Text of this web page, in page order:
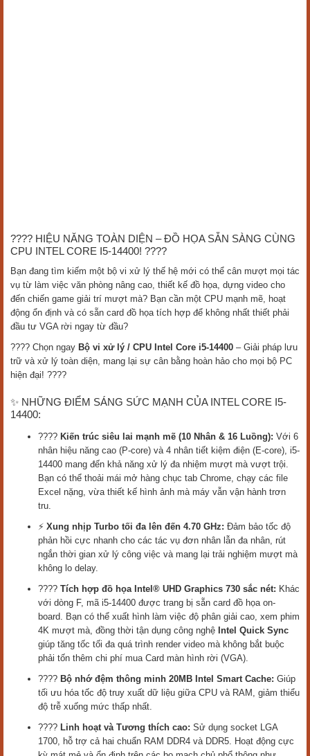
???? HIỆU NĂNG TOÀN DIỆN – ĐỒ HỌA SẴN SÀNG CÙNG
CPU INTEL CORE I5-14400! ????
Bạn đang tìm kiếm một bộ vi xử lý thế hệ mới có thể cân mượt mọi tác
vụ từ làm việc văn phòng nâng cao, thiết kế đồ họa, dựng video cho
đến chiến game giải trí mượt mà? Bạn cần một CPU mạnh mẽ, hoạt
động ổn định và có sẵn card đồ họa tích hợp để không nhất thiết phải
đầu tư VGA rời ngay từ đầu?
???? Chọn ngay Bộ vi xử lý / CPU Intel Core i5-14400 – Giải pháp lưu
trữ và xử lý toàn diện, mang lại sự cân bằng hoàn hảo cho mọi bộ PC
hiện đại! ????
✨ NHỮNG ĐIỂM SÁNG SỨC MẠNH CỦA INTEL CORE I5-
14400:
????️ Kiến trúc siêu lai mạnh mẽ (10 Nhân & 16 Luồng): Với 6
nhân hiệu năng cao (P-core) và 4 nhân tiết kiệm điện (E-core), i5-
14400 mang đến khả năng xử lý đa nhiệm mượt mà vượt trội.
Bạn có thể thoải mái mở hàng chục tab Chrome, chạy các file
Excel nặng, vừa thiết kế hình ảnh mà máy vẫn vận hành trơn
tru.
⚡ Xung nhịp Turbo tối đa lên đến 4.70 GHz: Đảm bảo tốc độ
phản hồi cực nhanh cho các tác vụ đơn nhân lẫn đa nhân, rút
ngắn thời gian xử lý công việc và mang lại trải nghiệm mượt mà
không lo delay.
????️ Tích hợp đồ họa Intel® UHD Graphics 730 sắc nét: Khác
với dòng F, mã i5-14400 được trang bị sẵn card đồ họa on-
board. Bạn có thể xuất hình làm việc độ phân giải cao, xem phim
4K mượt mà, đồng thời tận dụng công nghệ Intel Quick Sync
giúp tăng tốc tối đa quá trình render video mà không bắt buộc
phải tốn thêm chi phí mua Card màn hình rời (VGA).
???? Bộ nhớ đệm thông minh 20MB Intel Smart Cache: Giúp
tối ưu hóa tốc độ truy xuất dữ liệu giữa CPU và RAM, giảm thiểu
độ trễ xuống mức thấp nhất.
???? Linh hoạt và Tương thích cao: Sử dụng socket LGA
1700, hỗ trợ cả hai chuẩn RAM DDR4 và DDR5. Hoạt động cực